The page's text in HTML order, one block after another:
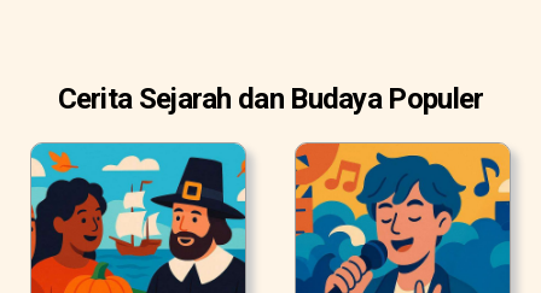
Cerita Sejarah dan Budaya Populer